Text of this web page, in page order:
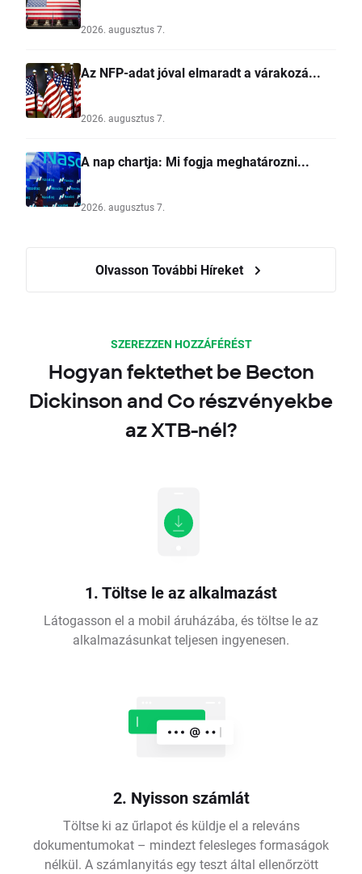
2026. augusztus 7.
Az NFP-adat jóval elmaradt a várakozá...
2026. augusztus 7.
A nap chartja: Mi fogja meghatározni...
2026. augusztus 7.
Olvasson További Híreket
SZEREZZEN HOZZÁFÉRÉST
Hogyan fektethet be Becton
Dickinson and Co részvényekbe
az XTB-nél?
1. Töltse le az alkalmazást
Látogasson el a mobil áruházába, és töltse le az
alkalmazásunkat teljesen ingyenesen.
2. Nyisson számlát
Töltse ki az űrlapot és küldje el a releváns
dokumentumokat – mindezt felesleges formaságok
nélkül. A számlanyitás egy teszt által ellenőrzött